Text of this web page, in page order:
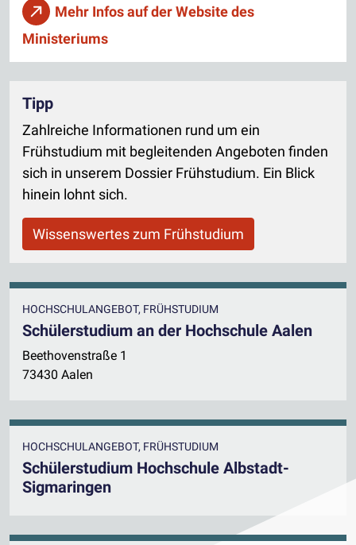
Mehr Infos auf der Website des
Ministeriums
Tipp
Zahlreiche Informationen rund um ein
Frühstudium mit begleitenden Angeboten finden
sich in unserem Dossier Frühstudium. Ein Blick
hinein lohnt sich.
Wissenswertes zum Frühstudium
HOCHSCHULANGEBOT, FRÜHSTUDIUM
Schülerstudium an der Hochschule Aalen
Beethovenstraße 1
73430 Aalen
HOCHSCHULANGEBOT, FRÜHSTUDIUM
Schülerstudium Hochschule Albstadt-
Sigmaringen